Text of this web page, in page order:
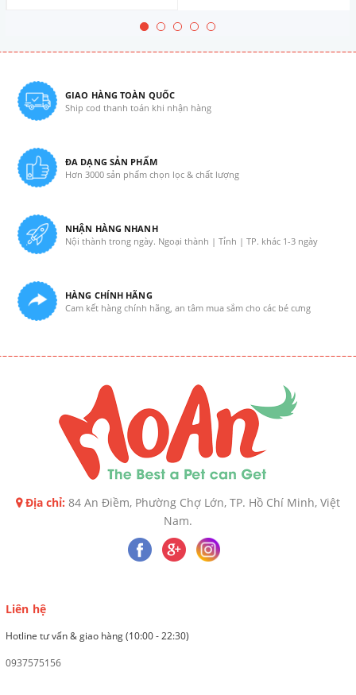
GIAO HÀNG TOÀN QUỐC
Ship cod thanh toán khi nhận hàng
ĐA DẠNG SẢN PHẨM
Hơn 3000 sản phẩm chọn lọc & chất lượng
NHẬN HÀNG NHANH
Nội thành trong ngày. Ngoại thành | Tỉnh | TP. khác 1-3 ngày
HÀNG CHÍNH HÃNG
Cam kết hàng chính hãng, an tâm mua sắm cho các bé cưng
Địa chỉ: 84 An Điềm, Phường Chợ Lớn, TP. Hồ Chí Minh, Việt
Nam.
Liên hệ
Hotline tư vấn & giao hàng (10:00 - 22:30)
0937575156